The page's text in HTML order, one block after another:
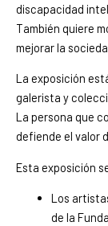
discapacidad
También quiere
mejorar la
La exposición
galerista y
La persona que
defiende el valor
Esta exposición
Los
de la